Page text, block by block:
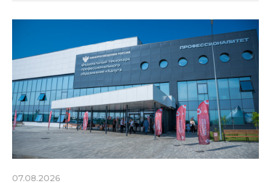
07.08.2026